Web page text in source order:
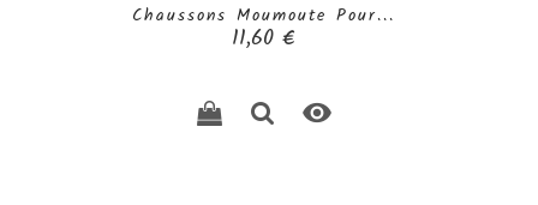
Chaussons Moumoute Pour...
Prix
11,60 €
